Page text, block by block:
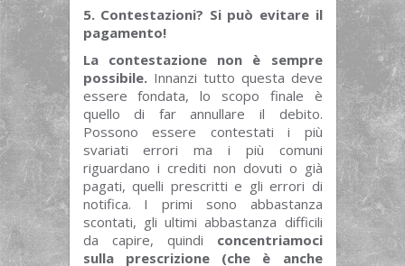
5. Contestazioni? Si può evitare il
pagamento!
La contestazione non è sempre
possibile.Innanzi tutto questa deve
essere fondata, lo scopo finale è
quello di far annullare il debito.
Possono essere contestati i più
svariati errori ma i più comuni
riguardano i crediti non dovuti o già
pagati, quelli prescritti e gli errori di
notifica. I primi sono abbastanza
scontati, gli ultimi abbastanza difficili
da capire, quindi concentriamoci
sulla prescrizione (che è anche